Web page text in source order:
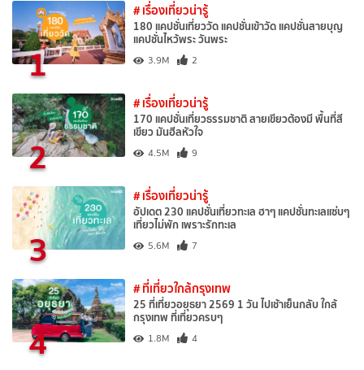
1
# เรื่องเที่ยวน่ารู้
180 แคปชั่นเที่ยววัด แคปชั่นเข้าวัด แคปชั่นสายบุญ
แคปชั่นไหว้พระ วันพระ
3.9M 2
2
# เรื่องเที่ยวน่ารู้
170 แคปชั่นเที่ยวธรรมชาติ สายเขียวต้องมี พื้นที่สี
เขียว มันฮีลหัวใจ
4.5M 9
3
# เรื่องเที่ยวน่ารู้
อัปเดต 230 แคปชั่นเที่ยวทะเล ฮาๆ แคปชั่นทะเลแซ่บๆ
เที่ยวไม่พัก เพราะรักทะเล
5.6M 7
4
# ที่เที่ยวใกล้กรุงเทพ
25 ที่เที่ยวอยุธยา 2569 1 วัน ไปเช้าเย็นกลับ ใกล้
กรุงเทพ ที่เที่ยวครบๆ
1.8M 4